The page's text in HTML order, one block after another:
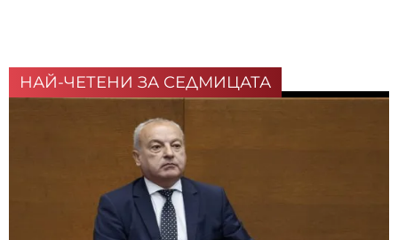
НАЙ-ЧЕТЕНИ ЗА СЕДМИЦАТА